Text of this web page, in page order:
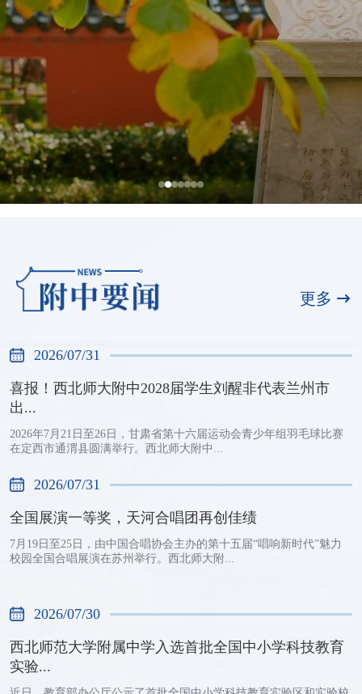
更多
全国展演一等奖，天河合唱团再创佳绩
2026/07/31
2026/07/31
喜报！西北师大附中2028届学生刘醒非代表兰州市
出...
2026年7月21日至26日，甘肃省第十六届运动会青少年组羽毛球比赛
在定西市通渭县圆满举行。西北师大附中...
2026/07/31
全国展演一等奖，天河合唱团再创佳绩
7月19日至25日，由中国合唱协会主办的第十五届“唱响新时代”魅力
校园全国合唱展演在苏州举行。西北师大附...
2026/07/30
西北师范大学附属中学入选首批全国中小学科技教育
实验...